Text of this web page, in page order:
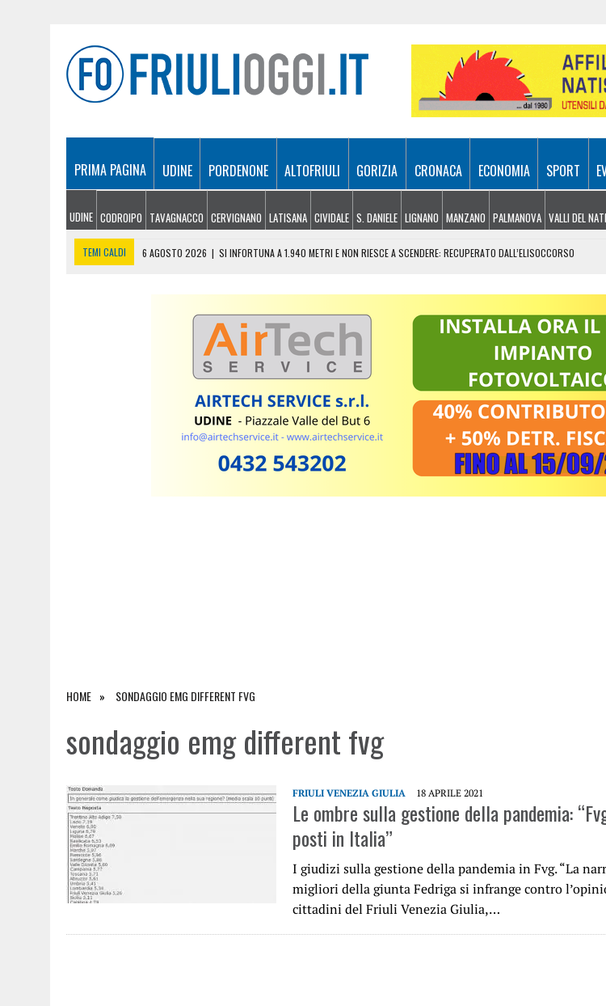
PRIMA PAGINA UDINE PORDENONE ALTOFRIULI GORIZIA CRONACA ECONOMIA SPORT
UDINE CODROIPO TAVAGNACCO CERVIGNANO LATISANA CIVIDALE S. DANIELE LIGNANO MANZANO PALMANOVA VALLI DEL
TEMI CALDI 6 AGOSTO 2026 | SI INFORTUNA A 1.940 METRI E NON RIESCE A SCENDERE: RECUPERATO DALL’ELISOCCORSO
CALDO RECORD IN FRIULI: 41 GRADI NEL CIVIDALESE, ARRIVANO I TEMPORALI MA NON BASTA
SAPPADA CELEBRA SANT’OSVALDO: TRE GIORNI DI FESTA TRA CORSA, MUSICA E TRADIZIONE
HOME SONDAGGIO EMG DIFFERENT FVG
sondaggio emg different fvg
FRIULI VENEZIA GIULIA 18 APRILE 2021
Le ombre sulla gestione della pandemia:
posti in Italia”
I giudizi sulla gestione della pandemia in Fvg. “La
migliori della giunta Fedriga si infrange contro
cittadini del Friuli Venezia Giulia,…